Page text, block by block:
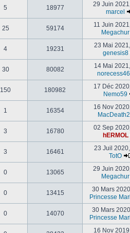
5 18977
29 Juin
marcel
25 59174
11 Juin
Megachur
4 19231
23 Mai
genesis8
30 80082
14 Mai
150 180982
17 Déc
Nemo59
1 16354
16 Nov
3 16780
02 Sep
hERMOL
3 16461
23 Juil
TotO
0 13065
29 Juin
Megachur
0 13415
30 Mars
Princesse
0 14070
30 Mars
Princesse
16 Nov